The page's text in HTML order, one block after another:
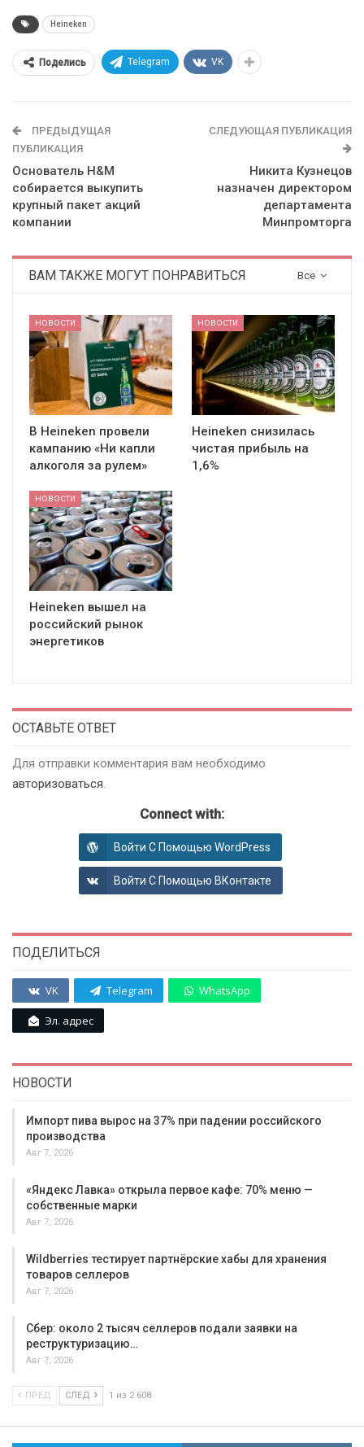
Heineken
Поделись Telegram VK
ПРЕДЫДУЩАЯ
ПУБЛИКАЦИЯ
Основатель H&M
собирается выкупить
крупный пакет акций
компании
СЛЕДУЮЩАЯ ПУБЛИКАЦИЯ
Никита Кузнецов
назначен директором
департамента
Минпромторга
Все
ВАМ ТАКЖЕ МОГУТ ПОНРАВИТЬСЯ
НОВОСТИ
В Heineken провели
кампанию «Ни капли
алкоголя за рулем»
НОВОСТИ
Heineken снизилась
чистая прибыль на
1,6%
НОВОСТИ
Heineken вышел на
российский рынок
энергетиков
ОСТАВЬТЕ ОТВЕТ
Для отправки комментария вам необходимо
авторизоваться.
Connect with:
Войти С Помощью WordPress
Войти С Помощью ВКонтакте
ПОДЕЛИТЬСЯ
VK Telegram WhatsApp
Эл. адрес
НОВОСТИ
Импорт пива вырос на 37% при падении российского
производства
Авг 7, 2026
«Яндекс Лавка» открыла первое кафе: 70% меню —
собственные марки
Авг 7, 2026
Wildberries тестирует партнёрские хабы для хранения
товаров селлеров
Авг 7, 2026
Сбер: около 2 тысяч селлеров подали заявки на
реструктуризацию…
Авг 7, 2026
ПРЕД СЛЕД 1 из 2 608